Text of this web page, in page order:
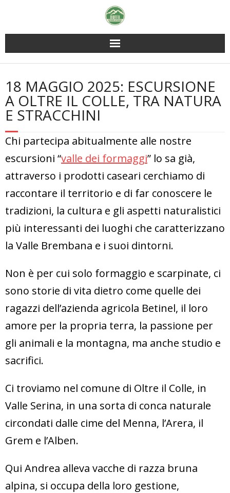
18 MAGGIO 2025: ESCURSIONE
A OLTRE IL COLLE, TRA NATURA
E STRACCHINI
Chi partecipa abitualmente alle nostre
escursioni “valle dei formaggi” lo sa già,
attraverso i prodotti caseari cerchiamo di
raccontare il territorio e di far conoscere le
tradizioni, la cultura e gli aspetti naturalistici
più interessanti dei luoghi che caratterizzano
la Valle Brembana e i suoi dintorni.
Non è per cui solo formaggio e scarpinate, ci
sono storie di vita dietro come quelle dei
ragazzi dell’azienda agricola Betinel, il loro
amore per la propria terra, la passione per
gli animali e la montagna, ma anche studio e
sacrifici.
Ci troviamo nel comune di Oltre il Colle, in
Valle Serina, in una sorta di conca naturale
circondati dalle cime del Menna, l’Arera, il
Grem e l’Alben.
Qui Andrea alleva vacche di razza bruna
alpina, si occupa della loro gestione,